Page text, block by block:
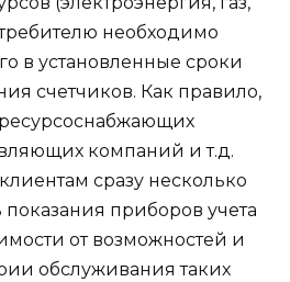
необходимо
в установленные сроки
счетчиков. Как правило,
компаний и т.д.
сразу несколько
приборов учета
от возможностей и
обслуживания таких